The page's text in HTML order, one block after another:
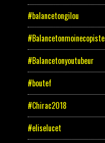
#balancetongilou
#Balancetonmoinecopiste
#Balancetonyoutubeur
#boutef
#Chirac2018
#eliselucet